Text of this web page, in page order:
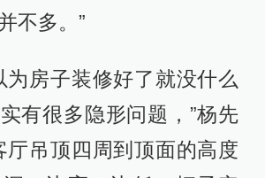
不多。”
为房子装修好了就没什么
有很多隐形问题，”杨先
厅吊顶四周到顶面的高度